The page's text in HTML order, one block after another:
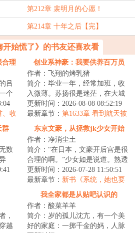
第212章 裴明月的心愿！
第214章 十年之后【完】
始慌了》的书友还喜欢看
合理
吕
个
、收
的
创业系神豪：我要供养百万员
工！
作者：飞翔的烤乳猪
简介：毕业一年，经常加班，收
入微薄。苏扬很是迷茫，在大城
市里完全找不到方向。偶尔间，
他获得了大企业...
更新时间：2026-08-08 08:52:19
最新章节： 第1633章 看到航天被
骂，苏扬心情好了！
群
数
己
东京文豪，从拯救jk少女开始
作者：净消尘土
简介：“在日本，文豪开后宫是很
合理的啊。”少女如是说道。熟透
的邻家太太，强势的御姐编辑，
知性的美女...
更新时间：2026-07-28 11:50:51
最新章节： 新书《系统，她也要
当我的狗吗？》
，
越
我全家都是从贴吧认识的
作者：酸菜羊羊
简介：岁的孤儿沈亢，有一个美
好的家庭：一掷千金的妈，人脉